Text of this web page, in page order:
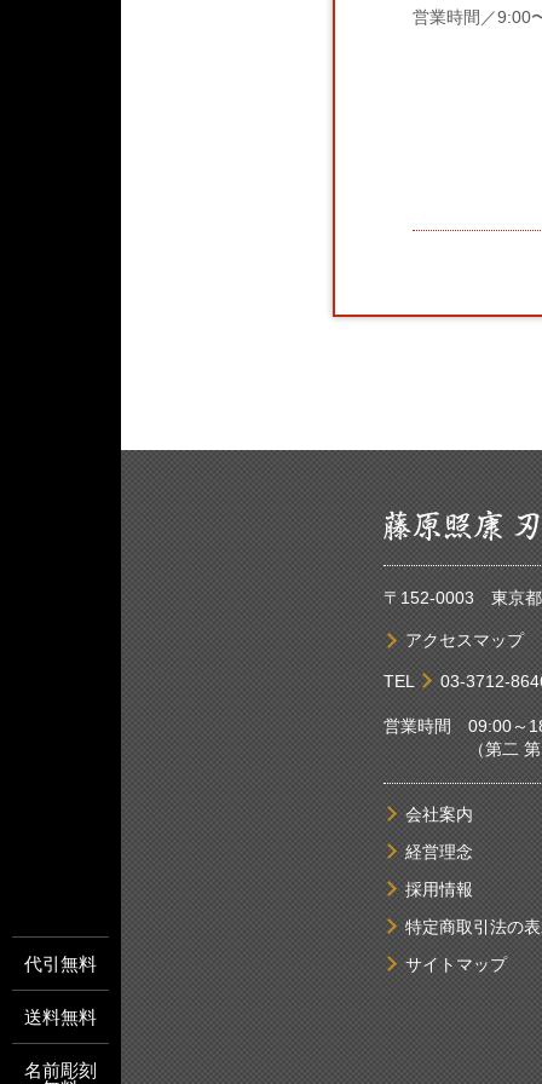
営業時間／9:00
〒152-0003 東京都
アクセスマップ
TEL 03-3712-
営業時間 09:00～
（第二 第四土
会社案内
経営理念
採用情報
特定商取引法の
サイトマップ
代引無料
送料無料
名前彫刻